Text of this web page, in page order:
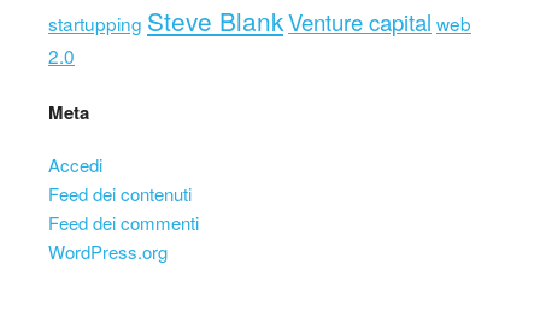
startupping Steve BlankVenture capital web
2.0
Meta
Accedi
Feed dei contenuti
Feed dei commenti
WordPress.org